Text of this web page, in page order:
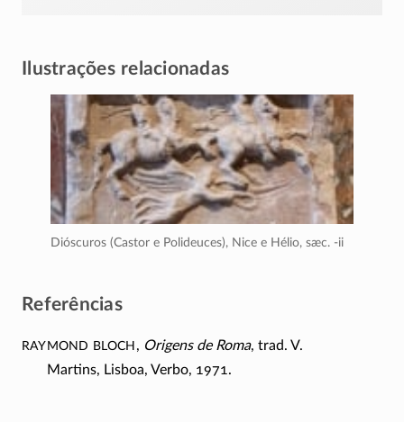
Ilustrações relacionadas
Dióscuros (Castor e Polideuces), Nice e Hélio, sæc. -ii
Referências
Raymond Bloch, Origens de Roma, trad. V.
Martins, Lisboa, Verbo, 1971.